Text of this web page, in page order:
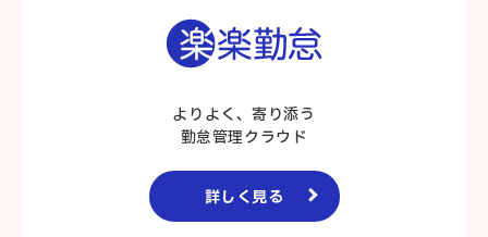
よりよく、寄り添う
勤怠管理クラウド
詳しく見る